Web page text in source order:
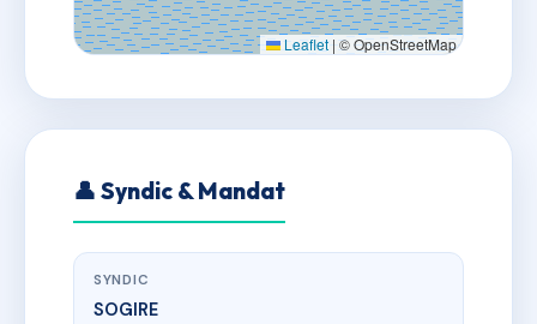
Leaflet | © OpenStreetMap
👤 Syndic & Mandat
SYNDIC
SOGIRE